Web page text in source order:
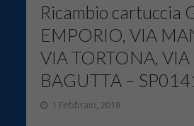
Ricambio cartuccia
EMPORIO, VIA
VIA TORTONA, VIA
BAGUTTA –
1 Febbraio, 2018